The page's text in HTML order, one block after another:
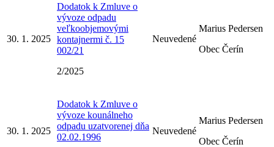
30. 1. 2025
Dodatok k Zmluve o
vývoze odpadu
veľkoobjemovými
kontajnermi č. 15
002/21
2/2025
Neuvedené
Marius Pedersen
Obec Čerín
30. 1. 2025
Dodatok k Zmluve o
vývoze kounálneho
odpadu uzatvorenej dňa
02.02.1996
Neuvedené
Marius Pedersen
Obec Čerín